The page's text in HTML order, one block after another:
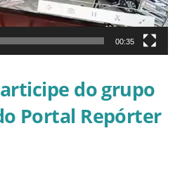
00:35
do grupo
Portal Repórter